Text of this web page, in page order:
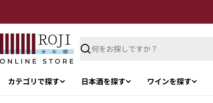
カテゴリで探す 日本酒を探す ワインを探す